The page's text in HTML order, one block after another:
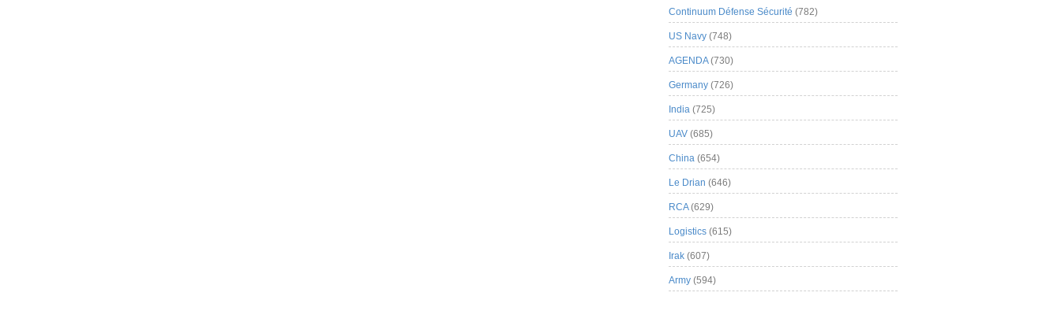
Continuum Défense Sécurité (782)
US Navy (748)
AGENDA(730)
Germany (726)
India (725)
UAV (685)
China (654)
Le Drian (646)
RCA(629)
Logistics (615)
Irak (607)
Army (594)